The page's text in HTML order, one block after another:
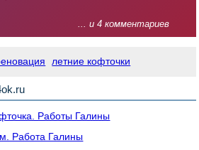
... и 4 комментариев
летние кофточки
Работы Галины
Работа Галины